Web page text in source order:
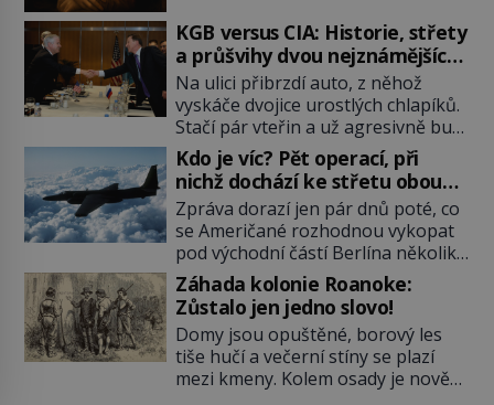
pověsil Napoleon? Samotný císař
Napoleon Bonaparte (1769–1821)
má pro malbu slabost, a tak si ji
ještě jako první konzul přemístí do
své ložnice v Tuilerisjkém […]
KGB versus CIA: Historie, střety
a průšvihy dvou nejznámějších
tajných služeb historie
Na ulici přibrzdí auto, z něhož
vyskáče dvojice urostlých chlapíků.
Stačí pár vteřin a už agresivně buší
na dveře. O další okamžik později
vlečou nebožáka do auta, a pak už
ho nikdy nikdo nespatří. Dostal se
totiž do rukou všemocné KGB. Jako
sourozenci, kteří si nemohou přijít
na jméno. Neustále se předhání v
plánování sabotáží, […]
Kdo je víc? Pět operací, při
nichž dochází ke střetu obou
tajných služeb
Zpráva dorazí jen pár dnů poté, co
se Američané rozhodnou vykopat
pod východní částí Berlína několik
stovek metrů dlouhý tunel. Sověti
na sobě nenechají nic znát a
nechají nepřítele, aby si myslel, že
je přechytračil. Cennou informaci
jim dodá jeden z agentů. Oba
tábory jsou zvyklé působit v pozadí
Záhada kolonie Roanoke:
Zůstalo jen jedno slovo!
Domy jsou opuštěné, borový les
tiše hučí a večerní stíny se plazí
mezi kmeny. Kolem osady je nově